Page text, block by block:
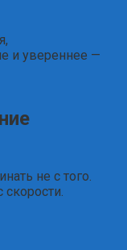
и увереннее —
не с того.